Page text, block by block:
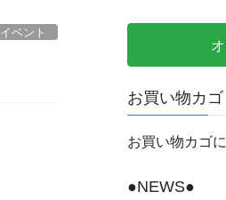
イベント
お買い物カゴ
お買い物カゴ
●NEWS●